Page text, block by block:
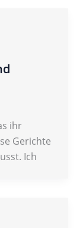
ihr
Gerichte
Ich